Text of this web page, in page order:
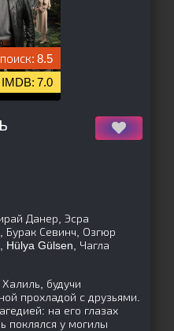
8.5
7.0
Данер, Эсра
Бурак Севинч, Озгюр
Gülsen, Чагла
будучи
прохладой с друзьями.
на его глазах
поклялся у могилы